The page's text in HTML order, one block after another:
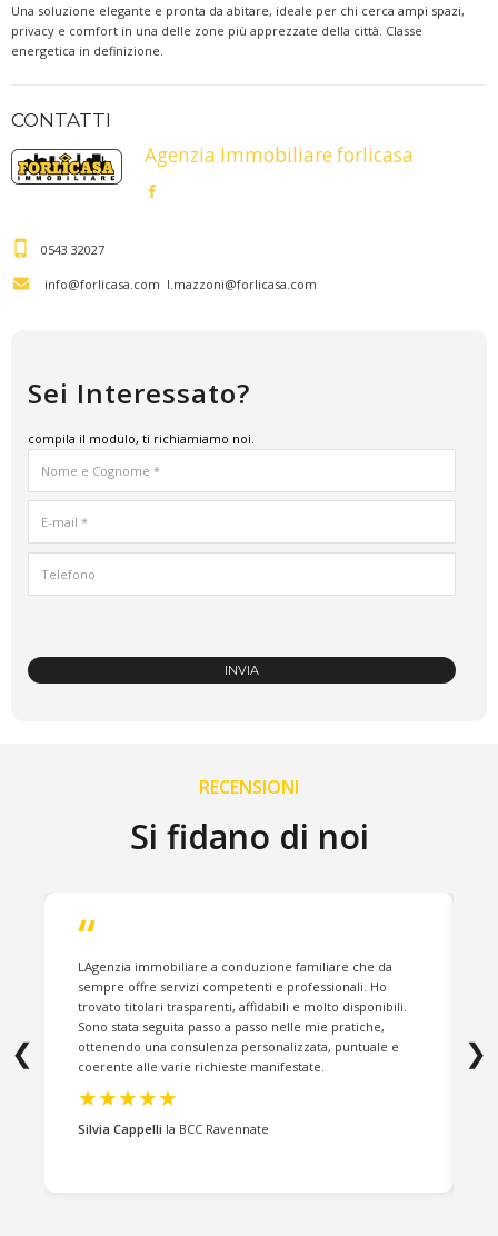
Una soluzione elegante e pronta da abitare, ideale per chi cerca ampi spazi,
privacy e comfort in una delle zone più apprezzate della città. Classe
energetica in definizione.
CONTATTI
Agenzia Immobiliare forlicasa
0543 32027
info@forlicasa.com l.mazzoni@forlicasa.com
Sei Interessato?
compila il modulo, ti richiamiamo noi.
RECENSIONI
Si fidano di noi
❮
“
LAgenzia immobiliare a conduzione familiare che da
sempre offre servizi competenti e professionali. Ho
trovato titolari trasparenti, affidabili e molto disponibili.
Sono stata seguita passo a passo nelle mie pratiche,
ottenendo una consulenza personalizzata, puntuale e
coerente alle varie richieste manifestate.
★★★★★
Silvia Cappelli la BCC Ravennate
❯